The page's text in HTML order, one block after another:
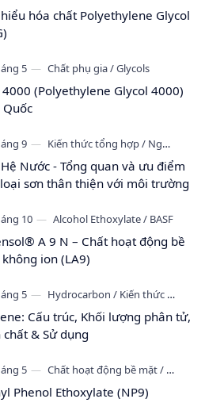
hóa chất Polyethylene Glycol
4000 (Polyethylene Glycol 4000)
Quốc
Nước - Tổng quan và ưu điểm
sơn thân thiện với môi trường
A 9 N – Chất hoạt động bề
ion (LA9)
Cấu trúc, Khối lượng phân tử,
chất & Sử dụng
Phenol Ethoxylate (NP9)